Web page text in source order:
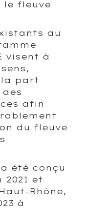
le fleuve
au
visent à
la part
afin
du fleuve
été conçu
et
Rhône,
à